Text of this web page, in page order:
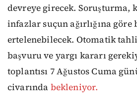
devreye girecek. Soruşturma,
infazlar suçun ağırlığına göre
ertelenebilecek. Otomatik
başvuru ve yargı kararı
toplantısı 7 Ağustos Cuma
civarında bekleniyor.